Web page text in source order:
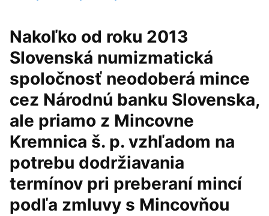
Nakoľko od roku 2013
Slovenská numizmatická
spoločnosť neodoberá mince
cez Národnú banku Slovenska,
ale priamo z Mincovne
Kremnica š. p. vzhľadom na
potrebu dodržiavania
termínov pri preberaní mincí
podľa zmluvy s Mincovňou